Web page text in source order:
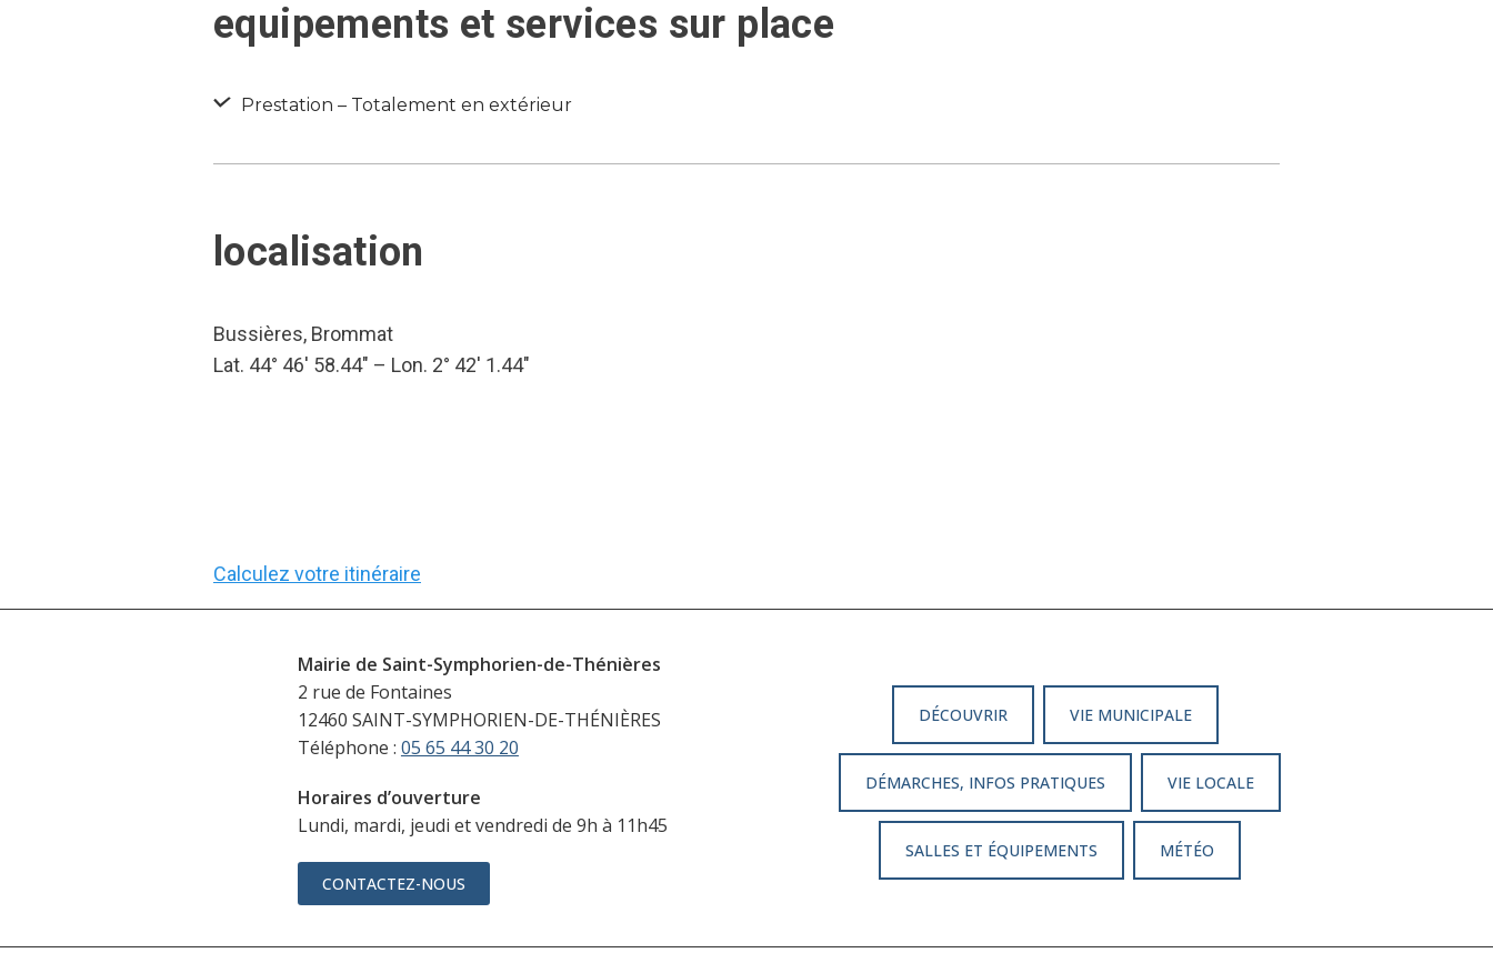
equipements et services sur place
Prestation – Totalement en extérieur
localisation
Bussières, Brommat
Lat. 44° 46′ 58.44″ – Lon. 2° 42′ 1.44″
Calculez votre itinéraire
Mairie de Saint-Symphorien-de-Thénières
2 rue de Fontaines
12460 SAINT-SYMPHORIEN-DE-THÉNIÈRES
Téléphone : 05 65 44 30 20
Horaires d’ouverture
Lundi, mardi, jeudi et vendredi de 9h à 11h45
CONTACTEZ-NOUS
DÉCOUVRIR VIE MUNICIPALE
DÉMARCHES, INFOS PRATIQUES VIE LOCALE
SALLES ET ÉQUIPEMENTS MÉTÉO